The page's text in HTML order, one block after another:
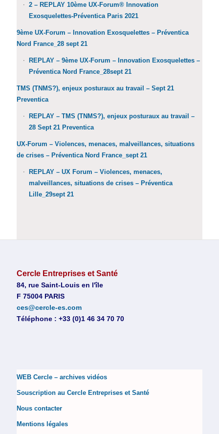
2 – REPLAY 10ème UX-Forum® Innovation
Exosquelettes-Préventica Paris 2021
9ème UX-Forum – Innovation Exosquelettes – Préventica
Nord France_28 sept 21
REPLAY – 9ème UX-Forum – Innovation Exosquelettes –
Préventica Nord France_28sept 21
TMS (TNMS?), enjeux posturaux au travail – Sept 21
Preventica
REPLAY – TMS (TNMS?), enjeux posturaux au travail –
28 Sept 21 Preventica
UX-Forum – Violences, menaces, malveillances, situations
de crises – Préventica Nord France_sept 21
REPLAY – UX Forum – Violences, menaces,
malveillances, situations de crises – Préventica
Lille_29sept 21
Cercle Entreprises et Santé
84, rue Saint-Louis en l'île
F 75004 PARIS
ces@cercle-es.com
Téléphone : +33 (0)1 46 34 70 70
WEB Cercle – archives vidéos
Souscription au Cercle Entreprises et Santé
Nous contacter
Mentions légales